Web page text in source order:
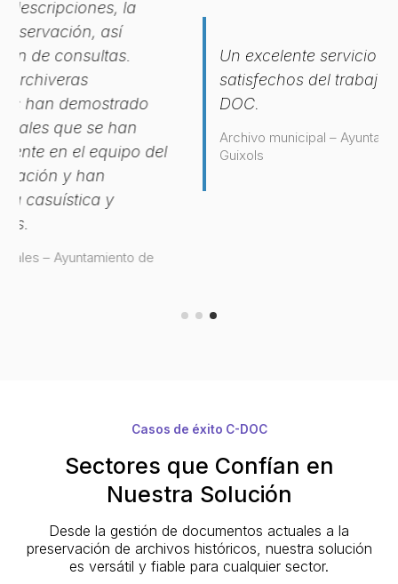
Un excelente servicio profesional. Muy
satisfechos del trabajo realizado por C-
DOC.
Archivo municipal – Ayuntamiento de Sant Feliu de
Guixols
Casos de éxito C-DOC
Sectores que Confían en
Nuestra Solución
Desde la gestión de documentos actuales a la
preservación de archivos históricos, nuestra solución
es versátil y fiable para cualquier sector.